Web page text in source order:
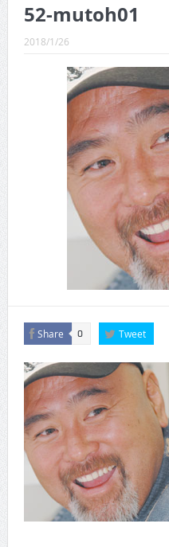
CINEMA×STYLE 289号
CINEMA×STYLE 287号
CINEMA×STYLE 286号
CINEMA×STYLE 285号
CINEMA×STYLE 294号
52-mutoh01
2018/1/26
Share 0 Tweet